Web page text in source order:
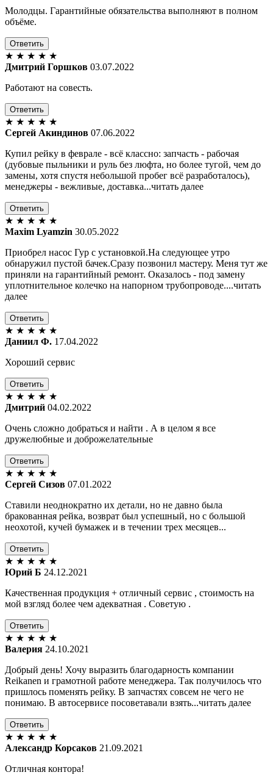
Молодцы. Гарантийные обязательства выполняют в полном
объёме.
Ответить
★ ★ ★ ★ ★
Дмитрий Горшков 03.07.2022
Работают на совесть.
Ответить
★ ★ ★ ★ ★
Сергей Акиндинов 07.06.2022
Купил рейку в феврале - всё классно: запчасть - рабочая
(дубовые пыльники и руль без люфта, но более тугой, чем до
замены, хотя спустя небольшой пробег всё разработалось),
менеджеры - вежливые, доставка...читать далее
Ответить
★ ★ ★ ★ ★
Maxim Lyamzin 30.05.2022
Приобрел насос Гур с установкой.На следующее утро
обнаружил пустой бачек.Сразу позвонил мастеру. Меня тут же
приняли на гарантийный ремонт. Оказалось - под замену
уплотнительное колечко на напорном трубопроводе....читать
далее
Ответить
★ ★ ★ ★ ★
Даниил Ф. 17.04.2022
Хороший сервис
Ответить
★ ★ ★ ★ ★
Дмитрий 04.02.2022
Очень сложно добраться и найти . А в целом я все
дружелюбные и доброжелательные
Ответить
★ ★ ★ ★ ★
Сергей Сизов 07.01.2022
Ставили неоднократно их детали, но не давно была
бракованная рейка, возврат был успешный, но с большой
неохотой, кучей бумажек и в течении трех месяцев...
Ответить
★ ★ ★ ★ ★
Юрий Б 24.12.2021
Качественная продукция + отличный сервис , стоимость на
мой взгляд более чем адекватная . Советую .
Ответить
★ ★ ★ ★ ★
Валерия 24.10.2021
Добрый день! Хочу выразить благодарность компании
Reikanen и грамотной работе менеджера. Так получилось что
пришлось поменять рейку. В запчастях совсем не чего не
понимаю. В автосервисе посоветавали взять...читать далее
Ответить
★ ★ ★ ★ ★
Александр Корсаков 21.09.2021
Отличная контора!